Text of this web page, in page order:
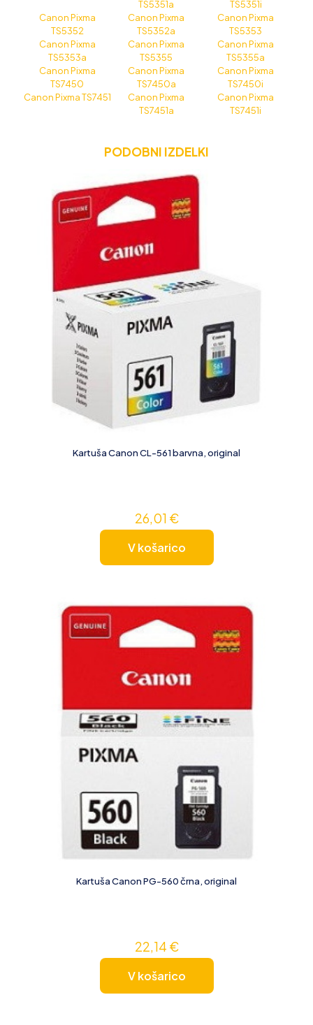
TS5351a
TS5351i
Canon Pixma
TS5352
Canon Pixma
TS5352a
Canon Pixma
TS5353
Canon Pixma
TS5353a
Canon Pixma
TS5355
Canon Pixma
TS5355a
Canon Pixma
TS7450
Canon Pixma
TS7450a
Canon Pixma
TS7450i
Canon Pixma TS7451
Canon Pixma
TS7451a
Canon Pixma
TS7451i
PODOBNI IZDELKI
Kartuša Canon CL-561 barvna, original
26,01 €
V košarico
Kartuša Canon PG-560 črna, original
22,14 €
V košarico